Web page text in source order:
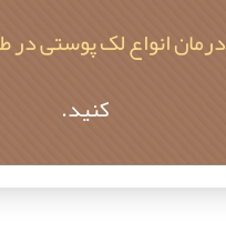
درمان انواع لک پوستی در
کنید.